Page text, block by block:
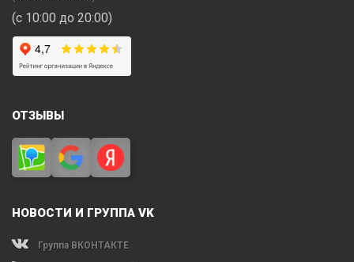
(с 10:00 до 20:00)
ОТЗЫВЫ
НОВОСТИ И ГРУППА VK
Группа ВКОНТАКТЕ